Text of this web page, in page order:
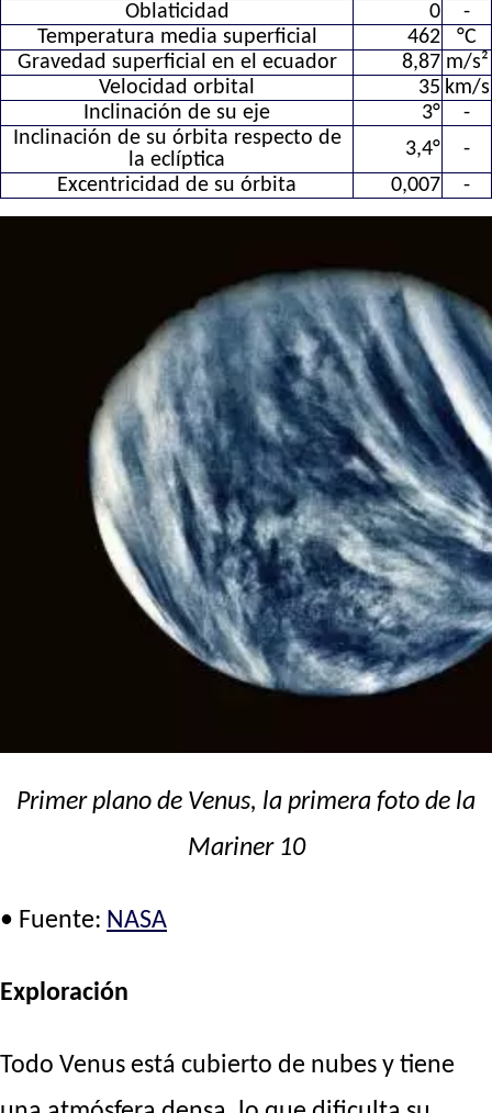
Oblaticidad
0
-
Temperatura media superficial
462
°C
Gravedad superficial en el ecuador
8,87 m/s²
Velocidad orbital
35 km/s
Inclinación de su eje
3°
-
Inclinación de su órbita respecto de
la eclíptica
3,4°
-
Excentricidad de su órbita
0,007 -
Primer plano de Venus, la primera foto de la
Mariner 10
• Fuente: NASA
Exploración
Todo Venus está cubierto de nubes y tiene